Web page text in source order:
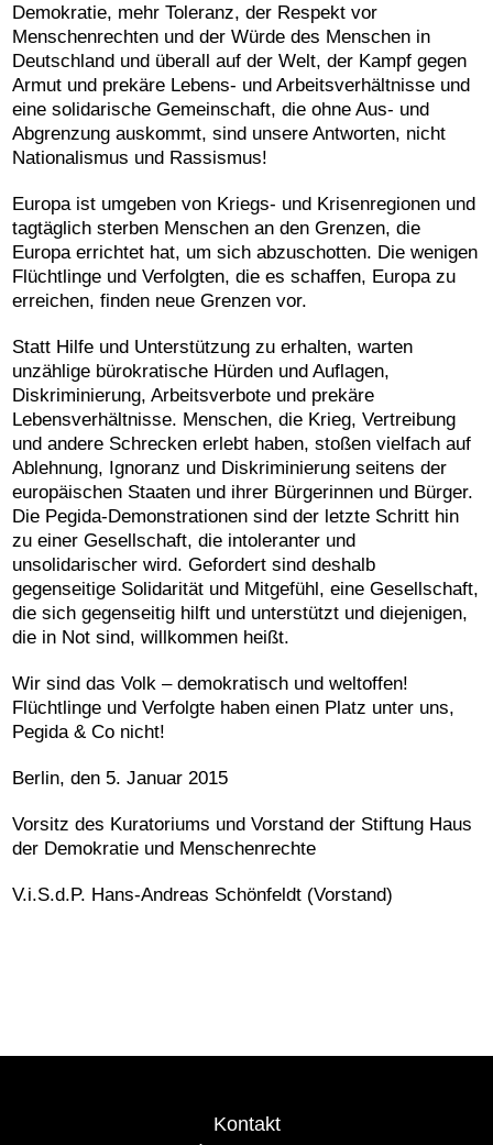
Demokratie, mehr Toleranz, der Respekt vor
Menschenrechten und der Würde des Menschen in
Deutschland und überall auf der Welt, der Kampf gegen
Armut und prekäre Lebens- und Arbeitsverhältnisse und
eine solidarische Gemeinschaft, die ohne Aus- und
Abgrenzung auskommt, sind unsere Antworten, nicht
Nationalismus und Rassismus!
Europa ist umgeben von Kriegs- und Krisenregionen und
tagtäglich sterben Menschen an den Grenzen, die
Europa errichtet hat, um sich abzuschotten. Die wenigen
Flüchtlinge und Verfolgten, die es schaffen, Europa zu
erreichen, finden neue Grenzen vor.
Statt Hilfe und Unterstützung zu erhalten, warten
unzählige bürokratische Hürden und Auflagen,
Diskriminierung, Arbeitsverbote und prekäre
Lebensverhältnisse. Menschen, die Krieg, Vertreibung
und andere Schrecken erlebt haben, stoßen vielfach auf
Ablehnung, Ignoranz und Diskriminierung seitens der
europäischen Staaten und ihrer Bürgerinnen und Bürger.
Die Pegida-Demonstrationen sind der letzte Schritt hin
zu einer Gesellschaft, die intoleranter und
unsolidarischer wird. Gefordert sind deshalb
gegenseitige Solidarität und Mitgefühl, eine Gesellschaft,
die sich gegenseitig hilft und unterstützt und diejenigen,
die in Not sind, willkommen heißt.
Wir sind das Volk – demokratisch und weltoffen!
Flüchtlinge und Verfolgte haben einen Platz unter uns,
Pegida & Co nicht!
Berlin, den 5. Januar 2015
Vorsitz des Kuratoriums und Vorstand der Stiftung Haus
der Demokratie und Menschenrechte
V.i.S.d.P. Hans-Andreas Schönfeldt (Vorstand)
Kontakt